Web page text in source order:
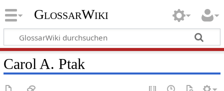
GlossarWiki
Carol A. Ptak